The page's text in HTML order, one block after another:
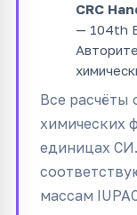
CRC
— 104th
Все расчёты
химических
единицах
массам